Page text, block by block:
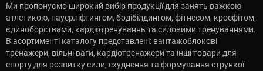
Ми пропонуємо широкий вибір продукції для занять важкою
атлетикою, пауерліфтингом, бодібілдингом, фітнесом, кросфітом,
єдиноборствами, кардіотренуваннь та силовими тренуваннями.
В асортименті каталогу представлені: вантажоблокові
тренажери, вільні ваги, кардіотренажери та інші товари для
спорту для розвитку сили, схуднення та формування стрункої